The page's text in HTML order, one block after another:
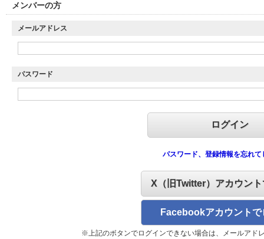
メンバーの方
メールアドレス
パスワード
パスワード、登録情報を忘れて
X（旧Twitter）アカウン
Facebookアカウントで
※上記のボタンでログインできない場合は、メールアド